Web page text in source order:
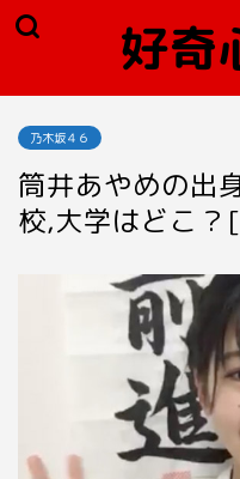
好奇
乃木坂４６
筒井あやめの出
校,大学はどこ